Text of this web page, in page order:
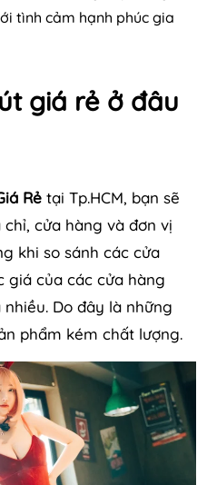
tình cảm hạnh phúc gia
giá rẻ ở đâu
Rẻ tại Tp.HCM, bạn sẽ
cửa hàng và đơn vị
khi so sánh các cửa
giá của các cửa hàng
Do đây là những
phẩm kém chất lượng.